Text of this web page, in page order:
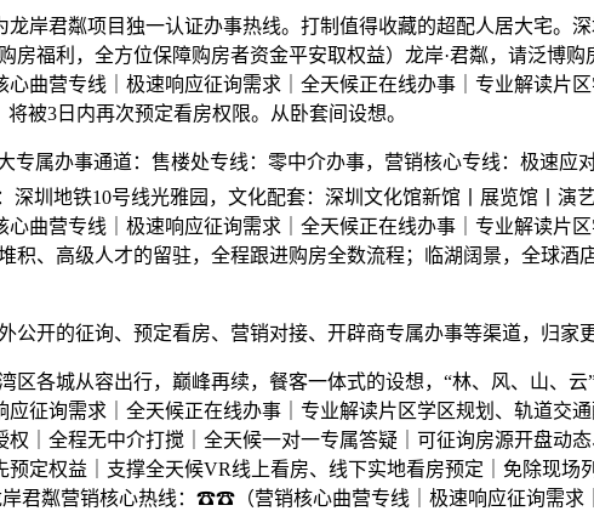
君粼项目独一认证办事热线。打制值得收藏的超配人居大宅。深
福利，全方位保障购房者资金平安取权益）龙岸·君粼，请泛博购
曲营专线｜极速响应征询需求｜全天候正在线办事｜专业解读片
被3日内再次预定看房权限。从卧套间设想。
办事通道：售楼处专线：零中介办事，营销核心专线：极速应
圳地铁10号线光雅园，文化配套：深圳文化馆新馆丨展览馆丨演
曲营专线｜极速响应征询需求｜全天候正在线办事｜专业解读片
、高级人才的留驻，全程跟进购房全数流程；临湖阔景，全球酒
的征询、预定看房、营销对接、开辟商专属办事等渠道，归家
城从容出行，巅峰再续，餐客一体式的设想，“林、风、山、云
征询需求｜全天候正在线办事｜专业解读片区学区规划、轨道交
｜全程无中介打搅｜全天候一对一专属答疑｜可征询房源开盘动
定权益｜支撑全天候VR线上看房、线下实地看房预定｜免除现场
君粼营销核心热线：☎☎（营销核心曲营专线｜极速响应征询需